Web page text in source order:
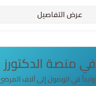
عرض التفاصيل
منصة الدكتورز
في الوصول إلى آلاف